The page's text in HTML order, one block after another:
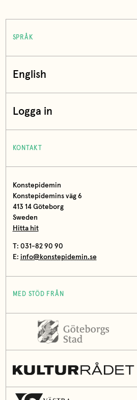
SPRÅK
English
Logga in
KONTAKT
Konstepidemin
Konstepidemins väg 6
413 14 Göteborg
Sweden
Hitta hit
T: 031-82 90 90
E: info@konstepidemin.se
MED STÖD FRÅN